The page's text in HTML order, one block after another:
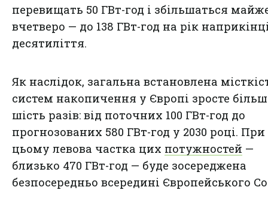
перевищать 50 ГВт-год і збільшаться
вчетверо — до 138 ГВт-год на рік
десятиліття.
Як наслідок, загальна встановлена
систем накопичення у Європі зросте
шість разів: від поточних 100 ГВт-год до
прогнозованих 580 ГВт-год у 2030 році. При
цьому левова частка цих потужностей —
близько 470 ГВт-год — буде зосереджена
безпосередньо всередині Європейського